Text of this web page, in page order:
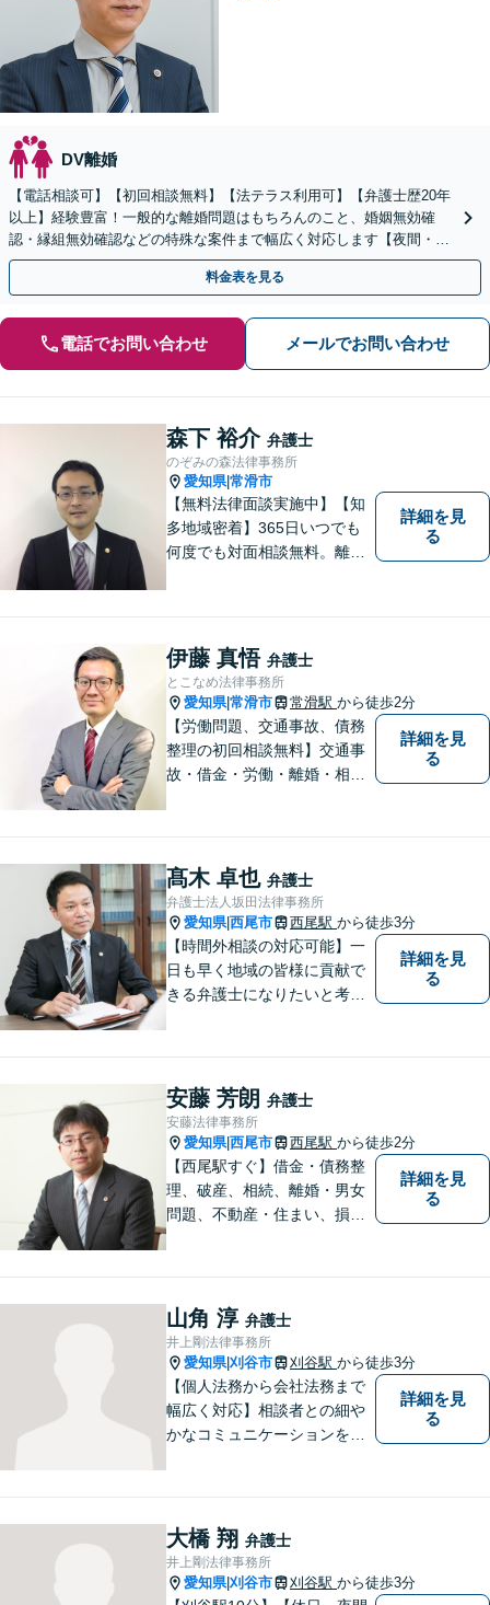
DV離婚
【電話相談可】【初回相談無料】【法テラス利用可】【弁護士歴20年
以上】経験豊富！一般的な離婚問題はもちろんのこと、婚姻無効確
認・縁組無効確認などの特殊な案件まで幅広く対応します【夜間・休
日面談可】【完全個室】【子連れ相談可】【刈谷駅3分】
料金表を見る
電話でお問い合わせ メールでお問い合わせ
森下 裕介 弁護士
のぞみの森法律事務所
愛知県|常滑市
【無料法律面談実施中】【知
多地域密着】365日いつでも
何度でも対面相談無料。離
い。
詳細を見
る
伊藤 真悟 弁護士
とこなめ法律事務所
愛知県|常滑市 常滑駅 から徒歩2分
【労働問題、交通事故、債務
整理の初回相談無料】交通事
故・借金・労働・離婚・相続
町、東浦町、美浜町、南知多
町などでお困りの方がいまし
たらすぐにご相談ください。
詳細を見
る
髙木 卓也 弁護士
弁護士法人坂田法律事務所
愛知県|西尾市 西尾駅 から徒歩3分
【時間外相談の対応可能】一
日も早く地域の皆様に貢献で
きる弁護士になりたいと考え
ださい
詳細を見
る
安藤 芳朗 弁護士
安藤法律事務所
愛知県|西尾市 西尾駅 から徒歩2分
【西尾駅すぐ】借金・債務整
理、破産、相続、離婚・男女
問題、不動産・住まい、損害
詳細を見
る
山角 淳 弁護士
井上剛法律事務所
愛知県|刈谷市 刈谷駅 から徒歩3分
【個人法務から会社法務まで
幅広く対応】相談者との細や
かなコミュニケーションを大
ら、お早めにご相談くださ
い。【JR在来線「刈谷駅」4
分】【駐車場あり】
詳細を見
る
大橋 翔 弁護士
井上剛法律事務所
愛知県|刈谷市 刈谷駅 から徒歩3分